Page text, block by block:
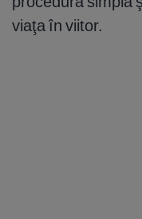
viaţa în viitor.